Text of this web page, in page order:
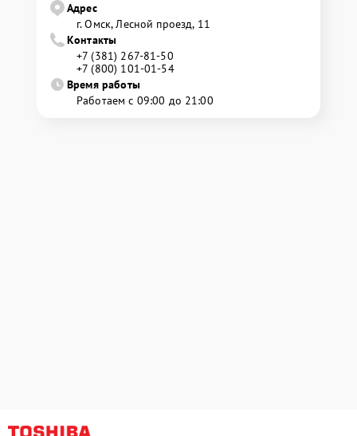
Адрес
г. Омск, ​Лесной проезд, 11
Контакты
+7 (381) 267-81-50
+7 (800) 101-01-54
Время работы
Работаем с 09:00 до 21:00